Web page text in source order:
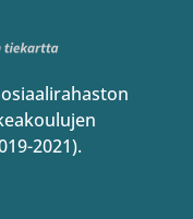
2021).